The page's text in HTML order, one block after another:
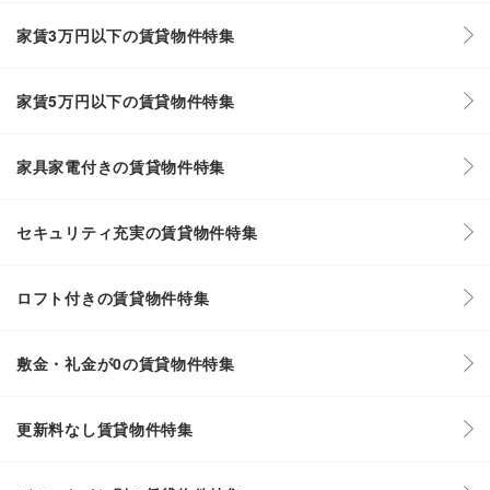
家賃3万円以下の賃貸物件特集
家賃5万円以下の賃貸物件特集
家具家電付きの賃貸物件特集
セキュリティ充実の賃貸物件特集
ロフト付きの賃貸物件特集
敷金・礼金が0の賃貸物件特集
更新料なし賃貸物件特集